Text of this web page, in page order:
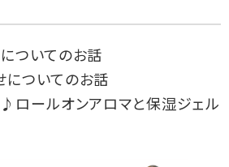
ついてのお話
についてのお話
♪ロールオンアロマと保湿ジェル